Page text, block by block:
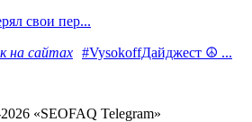
свои пер...
#VysokoffДайджест ☮️ ...
«SEOFAQ Telegram»